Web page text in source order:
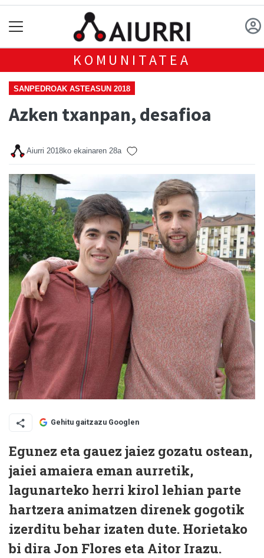
KOMUNITATEA
SANPEDROAK ASTEASUN 2018
Azken txanpan, desafioa
Aiurri 2018ko ekainaren 28a
Gehitu gaitzazu Googlen
Egunez eta gauez jaiez gozatu ostean,
jaiei amaiera eman aurretik,
lagunarteko herri kirol lehian parte
hartzera animatzen direnek gogotik
izerditu behar izaten dute. Horietako
bi dira Jon Flores eta Aitor Irazu.